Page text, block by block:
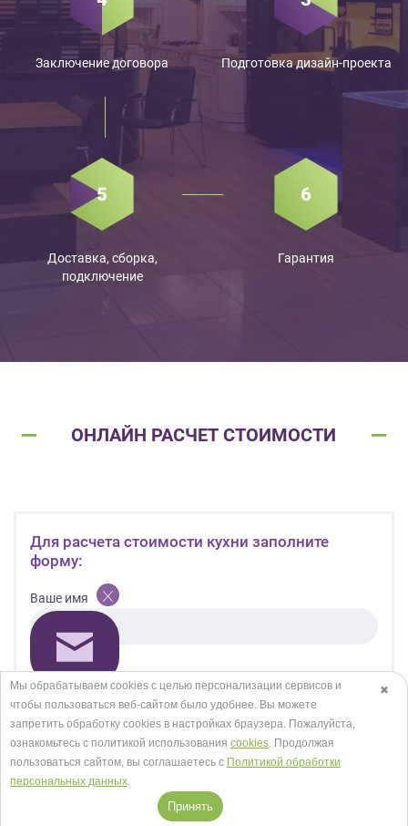
Подготовка дизайн-проекта
Заключение договора
Доставка, сборка,
подключение
Гарантия
ОНЛАЙН РАСЧЕТ СТОИМОСТИ
Для расчета стоимости кухни заполните
форму:
Ваше имя
Телефон *
✖
Мы обрабатываем cookies с целью персонализации сервисов и
чтобы пользоваться веб-сайтом было удобнее. Вы можете
запретить обработку сookies в настройках браузера. Пожалуйста,
ознакомьтесь с политикой использования cookies. Продолжая
пользоваться сайтом, вы соглашаетесь с Политикой обработки
персональных данных.
Принять